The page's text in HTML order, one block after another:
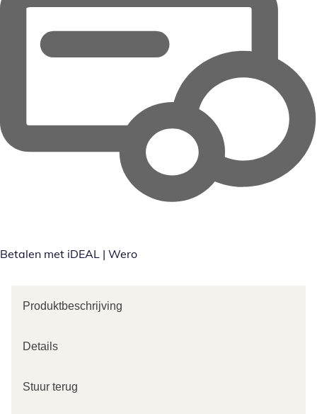
Betalen met iDEAL | Wero
Produktbeschrijving
Details
Stuur terug